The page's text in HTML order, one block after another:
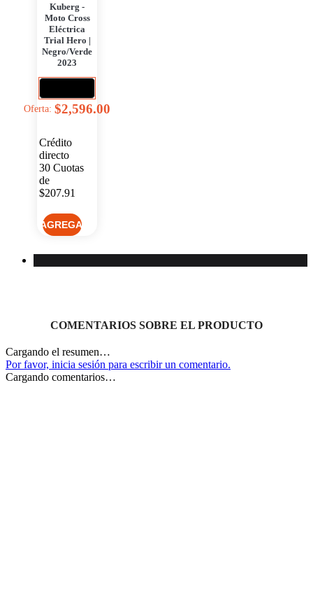
Kuberg -
Moto Cross
Eléctrica
Trial Hero |
Negro/Verde
2023
Oferta:$2,596.00
Crédito
directo
30 Cuotas
de
$207.91
Cargando el resumen…
Por favor, inicia sesión para escribir un comentario.
Cargando comentarios…